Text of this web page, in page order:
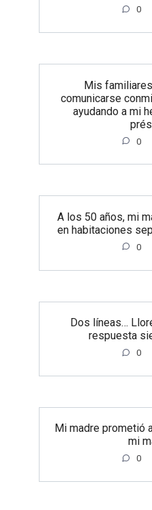
0
Mis
comunicarse
ayudando a mi
0
A los 50 años, mi
en habitaciones
0
Dos líneas…
respuesta
0
Mi madre prometió
mi
0